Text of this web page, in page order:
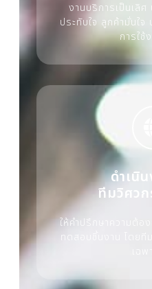
งานบริการเป็นเลิศ
ประทับใจ ลูกค้ามั่นใจ
การใช้
ดำเนิ
ทีมวิศว
ให้คำปรึกษาความต้อ
ทดสอบชิ้นงาน โดยที